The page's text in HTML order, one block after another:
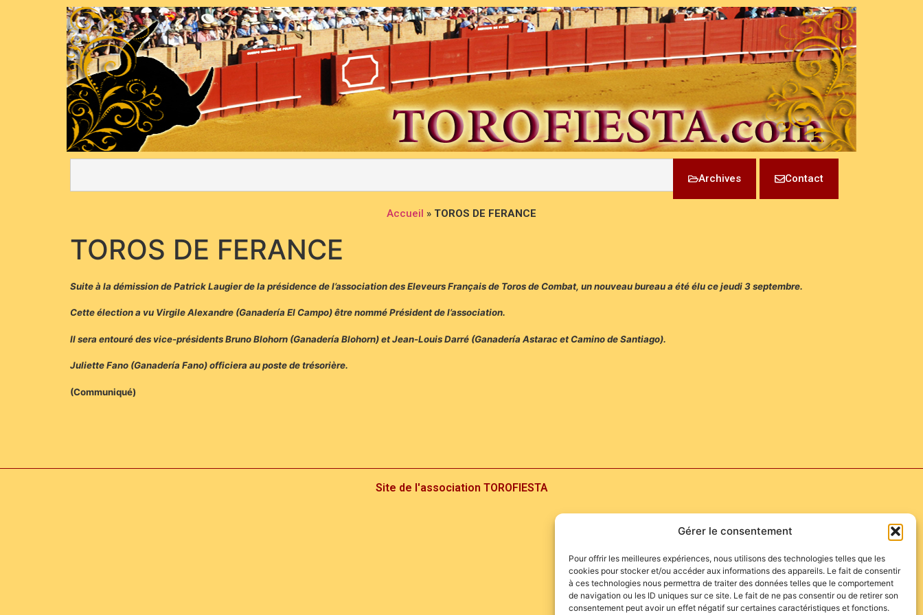
Gérer le consentement
Pour offrir les meilleures expériences, nous utilisons des technologies telles que les
cookies pour stocker et/ou accéder aux informations des appareils. Le fait de consentir
à ces technologies nous permettra de traiter des données telles que le comportement
de navigation ou les ID uniques sur ce site. Le fait de ne pas consentir ou de retirer son
consentement peut avoir un effet négatif sur certaines caractéristiques et fonctions.
Archives Contact
Accueil » TOROS DE FERANCE
TOROS DE FERANCE
Suite à la démission de Patrick Laugier de la présidence de l’association des Eleveurs Français de Toros de Combat, un nouveau bureau a été élu ce jeudi 3 septembre.
Cette élection a vu Virgile Alexandre (Ganadería El Campo) être nommé Président de l’association.
Il sera entouré des vice-présidents Bruno Blohorn (Ganadería Blohorn) et Jean-Louis Darré (Ganadería Astarac et Camino de Santiago).
Juliette Fano (Ganadería Fano) officiera au poste de trésorière.
(Communiqué)
Site de l'association TOROFIESTA